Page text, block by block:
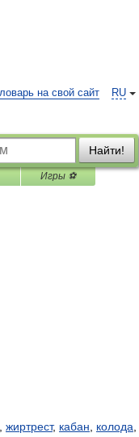
RU
на свой сайт
Найти!
Игры ⚽
жиртрест, кабан колода